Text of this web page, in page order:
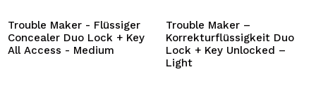
Trouble Maker - Flüssiger
Concealer Duo Lock + Key
All Access - Medium
Trouble Maker –
Korrekturflüssigkeit Duo
Lock + Key Unlocked –
Light